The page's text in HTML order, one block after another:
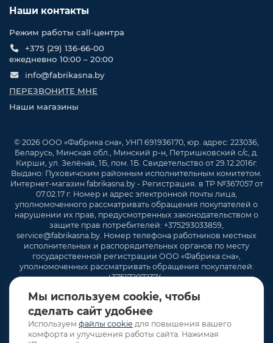
Мы используем cookie, чтобы
сделать сайт удобнее
Используем файлы cookie для повышения вашего
комфорта и улучшения работы сайта. Нажимая
Наши контакты
Режим работы call-центра
+375 (29) 136-66-00
ежедневно 10:00 – 20:00
info@fabrikasna.by
ПЕРЕЗВОНИТЕ МНЕ
Наши магазины
© 2026 ООО «Фабрика сна», УНП 691936170, юр. адрес: 223036,
Беларусь, Минская обл., Минский р-н, Петришковский с/с, д.
Кирши, ул. Зелёная, 1Б, пом. 1Б. Свидетельство от 29.12.2016г.
Выдано: Пуховичским районным исполнительным комитетом.
Интернет-магазин fabrikasna.by - Регистрация. в ТР №367057 от
07.02.17 г. Номер и адрес электронной почты лица,
уполномоченного рассматривать обращения покупателей о
нарушении их прав, предусмотренных законодательством о
защите прав потребителей: +375293033859,
service@fabrikasna.by. Номер телефона работников местных
исполнительных и распорядительных органов по месту
государственной регистрации ООО «Фабрика сна»,
уполномоченных рассматривать обращения покупателей:
+375172072374 .